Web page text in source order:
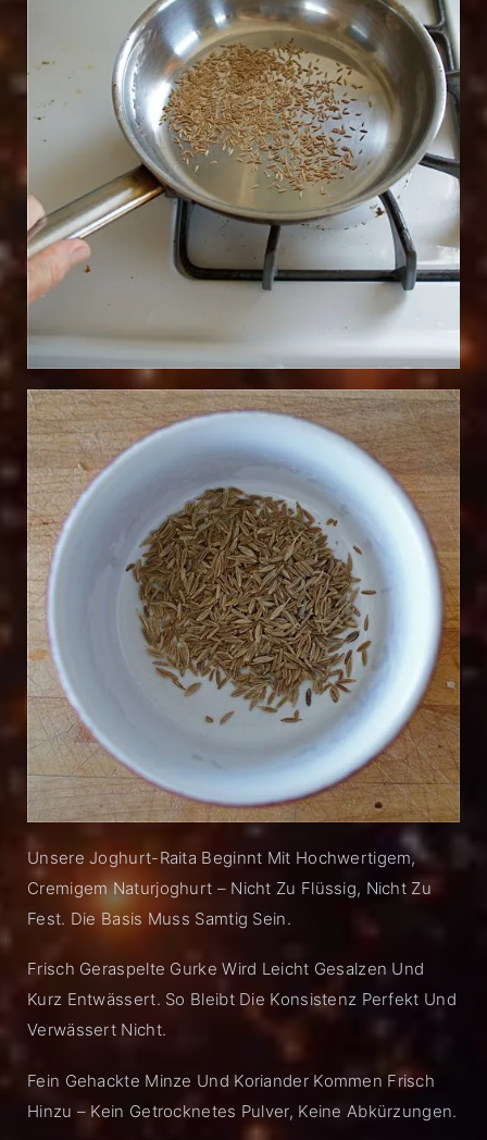
Unsere Joghurt-Raita Beginnt Mit Hochwertigem,
Cremigem Naturjoghurt – Nicht Zu Flüssig, Nicht Zu
Fest. Die Basis Muss Samtig Sein.
Frisch Geraspelte Gurke Wird Leicht Gesalzen Und
Kurz Entwässert. So Bleibt Die Konsistenz Perfekt Und
Verwässert Nicht.
Fein Gehackte Minze Und Koriander Kommen Frisch
Hinzu – Kein Getrocknetes Pulver, Keine Abkürzungen.